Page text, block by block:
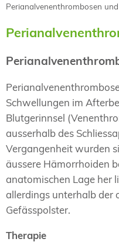
Perianalvenenthrombosen
Schwellungen im
Blutgerinnsel
ausserhalb des
Vergangenheit wurden
äussere Hämorrhoiden
anatomischen Lage her
allerdings unterhalb der
Gefässpolster.
Therapie